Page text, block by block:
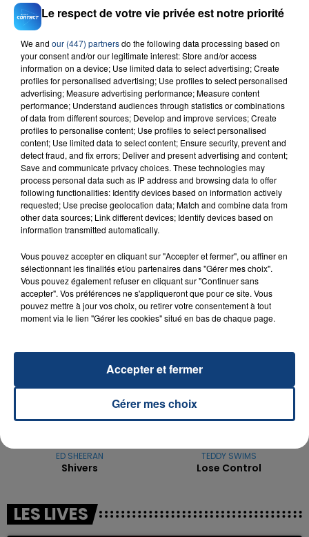
23 juillet 2026
INCENDIE MORTEL À LENS : UNE FEMME ET
SON BÉBÉ ENTRE LA VIE ET LA...
Un homme s'est immolé par le feu après avoir
aspergé sa compagne et leur bébé de trois mois
d'un liquide inflammable.
20 juillet 2026
UNE ADOLESCENTE DEVANT SE FAIRE
OPÉRER DE LA CHEVILLE RESSORT DE LA...
La famille a porté plainte contre la clinique qui a
excuses.
TITRES DIFFUSÉS
6h56
6h56
ED SHEERAN
Shivers
6h54
6h54
TEDDY SWIMS
Lose Control
LES LIVES
Le respect de votre vie privée est notre priorité
We and our (447) partnersdo the following data processing based on
your consent and/or our legitimate interest: Store and/or access
information on a device; Use limited data to select advertising; Create
profiles for personalised advertising; Use profiles to select personalised
advertising; Measure advertising performance; Measure content
performance; Understand audiences through statistics or combinations
of data from different sources; Develop and improve services; Create
profiles to personalise content; Use profiles to select personalised
content; Use limited data to select content; Ensure security, prevent and
detect fraud, and fix errors; Deliver and present advertising and content;
Save and communicate privacy choices. These technologies may
process personal data such as IP address and browsing data to offer
following functionalities: Identify devices based on information actively
requested; Use precise geolocation data; Match and combine data from
other data sources; Link different devices; Identify devices based on
information transmitted automatically.
Vous pouvez accepter en cliquant sur "Accepter et fermer", ou affiner en
sélectionnant les finalités et/ou partenaires dans "Gérer mes choix".
Vous pouvez également refuser en cliquant sur "Continuer sans
accepter". Vos préférences ne s'appliqueront que pour ce site. Vous
pouvez mettre à jour vos choix, ou retirer votre consentement à tout
moment via le lien "Gérer les cookies" situé en bas de chaque page.
Gérer mes choix
Accepter et fermer